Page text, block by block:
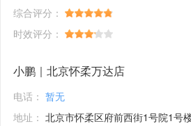
综合评分：
时效评分：
小鹏｜北京怀柔万达店
电话： 暂无
地址： 北京市怀柔区府前西街1号院1号